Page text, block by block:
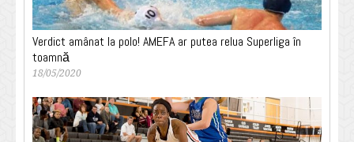
Verdict amânat la polo! AMEFA ar putea relua Superliga în
toamnă
18/05/2020